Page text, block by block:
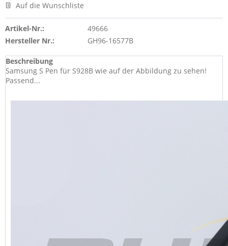
Auf die Wunschliste
Artikel-Nr.:
49666
Hersteller Nr.:
GH96-16577B
Beschreibung
Samsung S Pen für S928B wie auf der Abbildung zu sehen!
Passend...